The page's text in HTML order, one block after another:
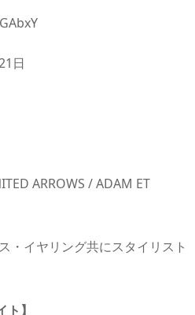
日
ARROWS / ADAM ET
・イヤリング共にスタイリスト
ト】